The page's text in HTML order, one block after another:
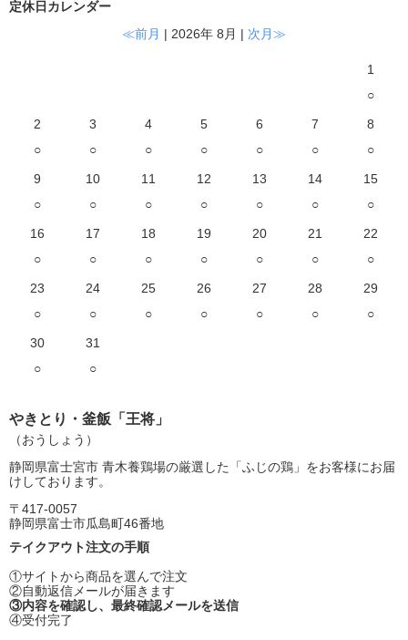
ー
定休日カレンダー
≪前月 | 2026年 8月 | 次月≫
1
○
2
○
3
○
4
○
5
○
6
○
7
○
8
○
9
○
10
○
11
○
12
○
13
○
14
○
15
○
16
○
17
○
18
○
19
○
20
○
21
○
22
○
23
○
24
○
25
○
26
○
27
○
28
○
29
○
30
○
31
○
やきとり・釜飯「王将」
（おうしょう）
静岡県富士宮市 青木養鶏場の厳選した「ふじの鶏」をお客様にお届
けしております。
〒417-0057
静岡県富士市瓜島町46番地
テイクアウト注文の手順
①サイトから商品を選んで注文
②自動返信メールが届きます
③内容を確認し、最終確認メールを送信
④受付完了